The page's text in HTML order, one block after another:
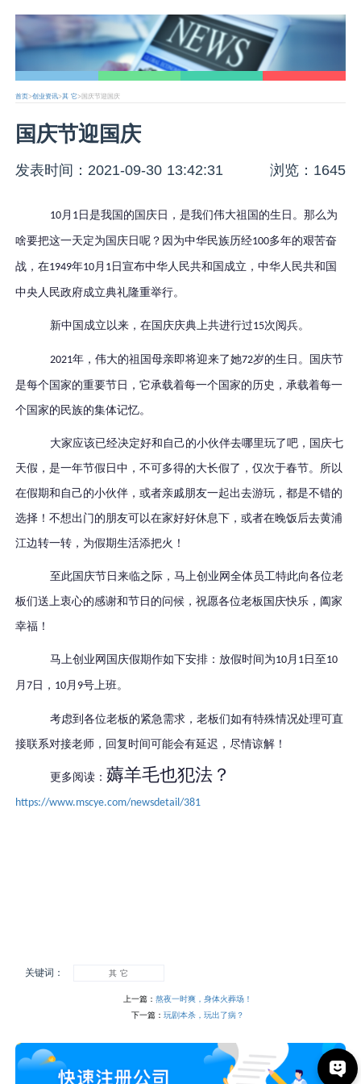
首页>创业资讯>其 它>国庆节迎国庆
国庆节迎国庆
发表时间：2021-09-30 13:42:31 浏览：1645
10月 1 日是我国的国庆日，是我们伟大祖国的生日。那么为
啥要把这一天定为国庆日呢？因为中华民族历经100多年的艰苦奋
战，在1949年10月 1 日宣布中华人民共和国成立，中华人民共和国
中央人民政府成立典礼隆重举行。
新中国成立以来，在国庆庆典上共进行过15次阅兵。
2021年，伟大的祖国母亲即将迎来了她72岁的生日。国庆节
是每个国家的重要节日，它承载着每一个国家的历史，承载着每一
个国家的民族的集体记忆。
大家应该已经决定好和自己的小伙伴去哪里玩了吧，国庆七
天假，是一年节假日中，不可多得的大长假了，仅次于春节。所以
在假期和自己的小伙伴，或者亲戚朋友一起出去游玩，都是不错的
选择！不想出门的朋友可以在家好好休息下，或者在晚饭后去黄浦
江边转一转，为假期生活添把火！
至此国庆节日来临之际，马上创业网全体员工特此向各位老
板们送上衷心的感谢和节日的问候，祝愿各位老板国庆快乐，阖家
幸福！
马上创业网国庆假期作如下安排：放假时间为10月 1 日至 10
月7 日， 10月 9号上班。
考虑到各位老板的紧急需求，老板们如有特殊情况处理可直
接联系对接老师，回复时间可能会有延迟，尽情谅解！
更多阅读： 薅羊毛也犯法？
https://www.mscye.com/newsdetail/381
关键词： 其 它
上一篇： 熬夜一时爽，身体火葬场！
下一篇： 玩剧本杀，玩出了病？